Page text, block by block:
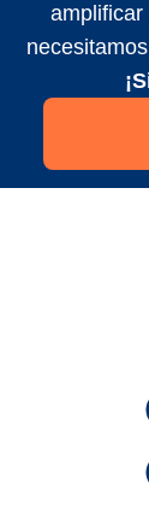
amplificar